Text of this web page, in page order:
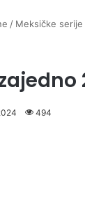
/ Meksičke serije
494